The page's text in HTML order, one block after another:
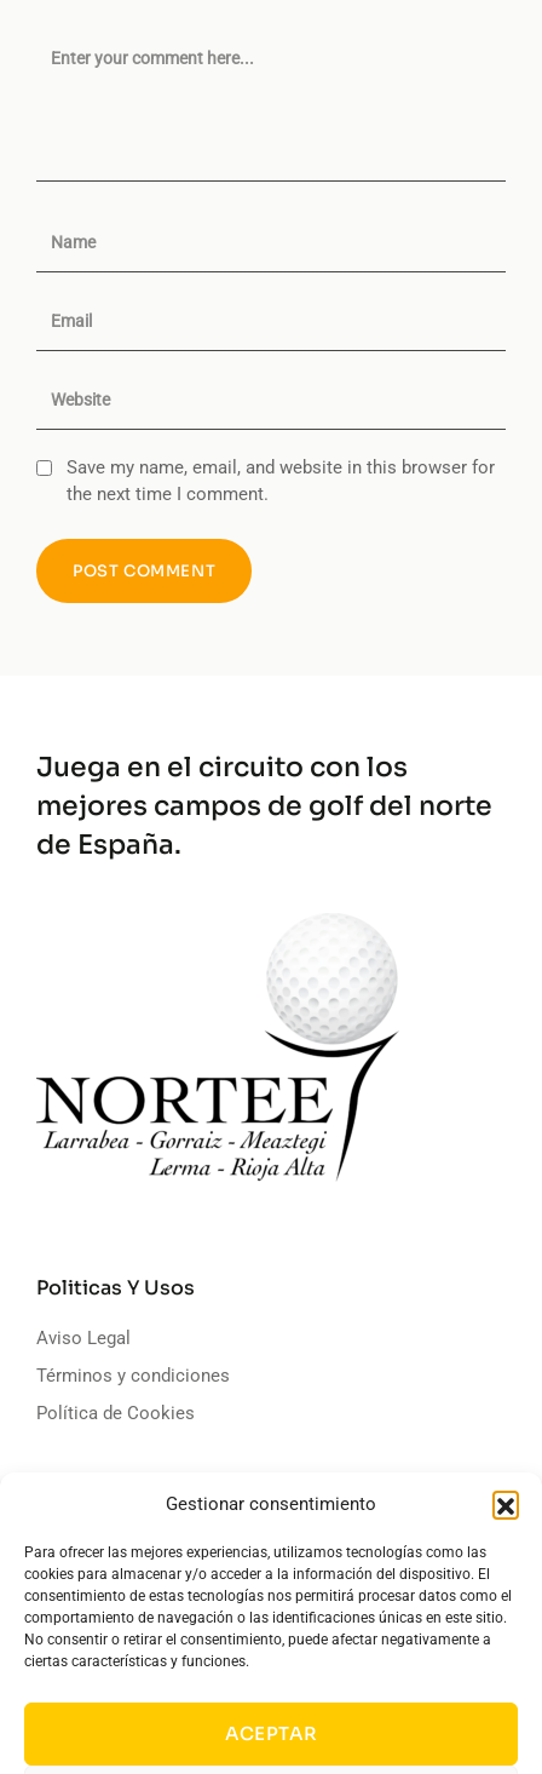
Gestionar consentimiento
Para ofrecer las mejores experiencias, utilizamos tecnologías como las
cookies para almacenar y/o acceder a la información del dispositivo. El
consentimiento de estas tecnologías nos permitirá procesar datos como el
comportamiento de navegación o las identificaciones únicas en este sitio.
No consentir o retirar el consentimiento, puede afectar negativamente a
ciertas características y funciones.
ACEPTAR
Save my name, email, and website in this browser for
the next time I comment.
Juega en el circuito con los
mejores campos de golf del norte
de España.
Politicas Y Usos
Aviso Legal
Términos y condiciones
Política de Cookies
Calendario
Bonos
Contacto
Contacto
📱 +34 947 56 46 30✉️ info@golfnortee.com